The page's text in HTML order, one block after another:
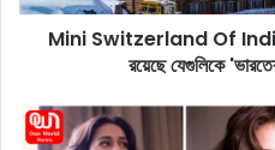
z
a
n
Mini Switzerland Of India:
রয়েছে যেগুলিকে
D